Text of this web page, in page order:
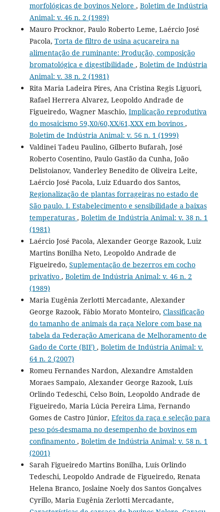
morfológicas de bovinos Nelore , Boletim de Indústria
Animal: v. 46 n. 2 (1989)
Mauro Procknor, Paulo Roberto Leme, Laércio José
Pacola, Torta de filtro de usina açucareira na
alimentação de ruminante: Produção, composição
bromatológica e digestibilidade , Boletim de Indústria
Animal: v. 38 n. 2 (1981)
Rita Maria Ladeira Pires, Ana Cristina Regis Liguori,
Rafael Herrera Alvarez, Leopoldo Andrade de
Figueiredo, Wagner Maschio, Implicação reprodutiva
do mosaicismo 59,X0/60,XX/61,XXX em bovinos ,
Boletim de Indústria Animal: v. 56 n. 1 (1999)
Valdinei Tadeu Paulino, Gilberto Bufarah, José
Roberto Cosentino, Paulo Gastão da Cunha, João
Delistoianov, Vanderley Benedito de Oliveira Leite,
Laércio José Pacola, Luiz Eduardo dos Santos,
Regionalização de plantas forrageiras no estado de
São paulo. I. Estabelecimento e sensibilidade a baixas
temperaturas , Boletim de Indústria Animal: v. 38 n. 1
(1981)
Laércio José Pacola, Alexander George Razook, Luiz
Martins Bonilha Neto, Leopoldo Andrade de
Figueiredo, Suplementação de bezerros em cocho
privativo , Boletim de Indústria Animal: v. 46 n. 2
(1989)
Maria Eugênia Zerlotti Mercadante, Alexander
George Razook, Fábio Morato Monteiro, Classificação
do tamanho de animais da raça Nelore com base na
tabela da Federação Americana de Melhoramento de
Gado de Corte (BIF) , Boletim de Indústria Animal: v.
64 n. 2 (2007)
Romeu Fernandes Nardon, Alexandre Amstalden
Moraes Sampaio, Alexander George Razook, Luís
Orlindo Tedeschi, Celso Boin, Leopoldo Andrade de
Figueiredo, Maria Lúcia Pereira Lima, Fernando
Gomes de Castro Júnior, Efeitos da raça e seleção para
peso pós-desmama no desempenho de bovinos em
confinamento , Boletim de Indústria Animal: v. 58 n. 1
(2001)
Sarah Figueiredo Martins Bonilha, Luís Orlindo
Tedeschi, Leopoldo Andrade de Figueiredo, Renata
Helena Branco, Joslaine Noely dos Santos Gonçalves
Cyrillo, Maria Eugênia Zerlotti Mercadante,